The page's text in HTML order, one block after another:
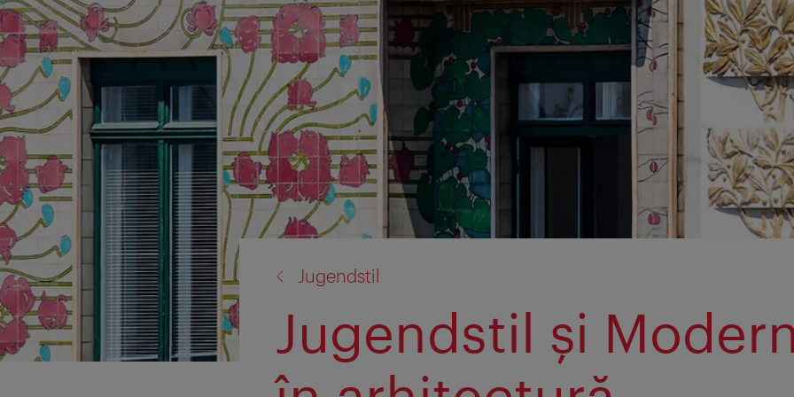
Jugendstil
Jugendstil şi